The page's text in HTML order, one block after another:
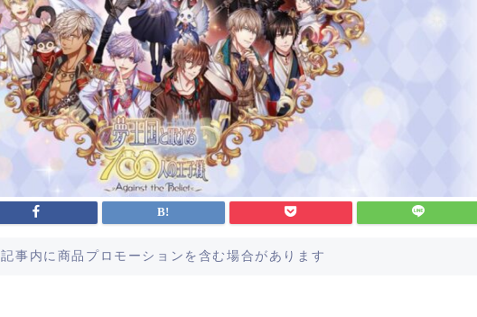
記事内に商品プロモーションを含む場合があります